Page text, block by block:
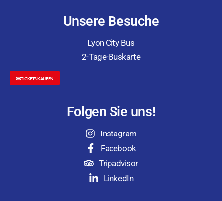
Unsere Besuche
Lyon City Bus
2-Tage-Buskarte
TICKETS KAUFEN
Folgen Sie uns!
Instagram
Facebook
Tripadvisor
LinkedIn